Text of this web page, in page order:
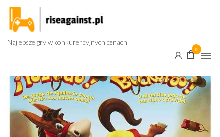
Przejdź
treści
Najlepsze gry w konkurencyjnych cenach
0